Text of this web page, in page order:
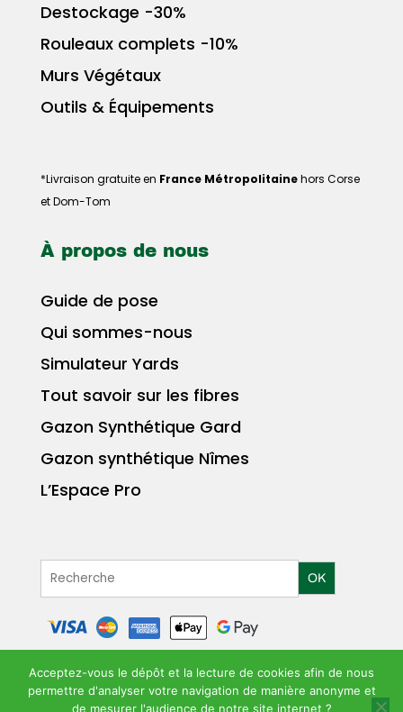
Destockage -30%
Rouleaux complets -10%
Murs Végétaux
Outils & Équipements
*Livraison gratuite en France Métropolitainehors Corse
et Dom-Tom
À propos de nous
Guide de pose
Qui sommes-nous
Simulateur Yards
Tout savoir sur les fibres
Gazon Synthétique Gard
Gazon synthétique Nîmes
L’Espace Pro
OK
MENTIONS LÉGALES |POLITIQUE DE
Acceptez-vous le dépôt et la lecture de cookies afin de nous
permettre d'analyser votre navigation de manière anonyme et
de mesurer l'audience de notre site internet ?